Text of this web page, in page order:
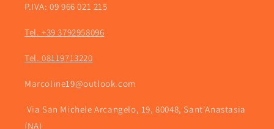
P.IVA: 09 966 021 215
Tel. +39 3792958096
Tel. 08119713220
Marcoline19@outlook.com
Via San Michele Arcangelo, 19, 80048, Sant'Anastasia
(NA)